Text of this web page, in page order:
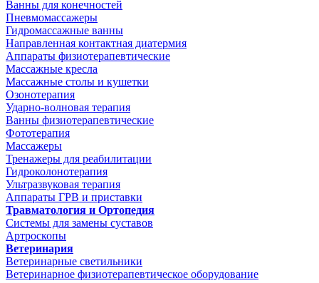
Ванны для конечностей
Пневмомассажеры
Гидромассажные ванны
Направленная контактная диатермия
Аппараты физиотерапевтические
Массажные кресла
Массажные столы и кушетки
Озонотерапия
Ударно-волновая терапия
Ванны физиотерапевтические
Фототерапия
Массажеры
Тренажеры для реабилитации
Гидроколонотерапия
Ультразвуковая терапия
Аппараты ГРВ и приставки
Травматология и Ортопедия
Системы для замены суставов
Артроскопы
Ветеринария
Ветеринарные светильники
Ветеринарное физиотерапевтическое оборудование